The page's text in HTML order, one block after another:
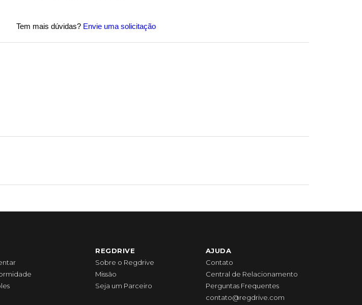
Tem mais dúvidas? Envie uma solicitação
REGDRIVE
Sobre o Regdrive
Missão
Seja um Parceiro
AJUDA
Contato
Central de Relacionamento
Perguntas Frequentes
contato@regdrive.com